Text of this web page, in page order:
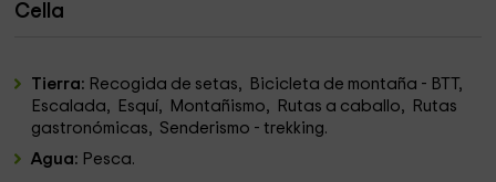
Cella
Tierra: Recogida de setas, Bicicleta de montaña - BTT,
Escalada, Esquí, Montañismo, Rutas a caballo, Rutas
gastronómicas, Senderismo - trekking.
Agua: Pesca.